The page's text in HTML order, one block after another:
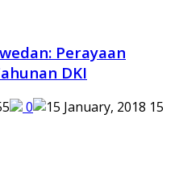
Perayaan
DKI
0
15